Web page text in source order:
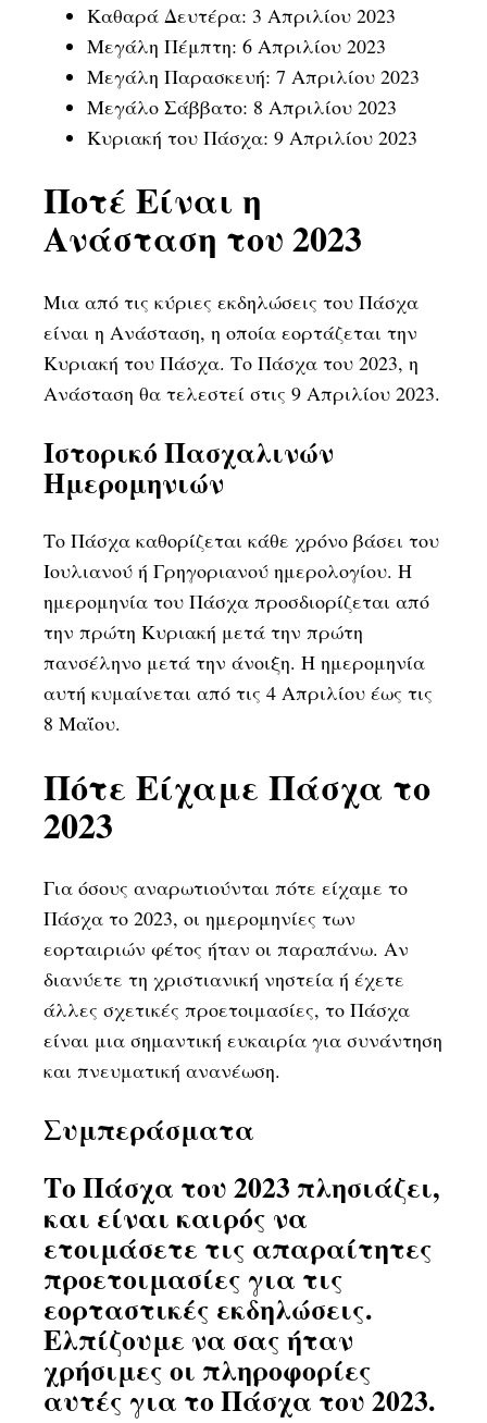
Καθαρά Δευτέρα: 3 Απριλίου 2023
Μεγάλη Πέμπτη: 6 Απριλίου 2023
Μεγάλη Παρασκευή: 7 Απριλίου 2023
Μεγάλο Σάββατο: 8 Απριλίου 2023
Κυριακή του Πάσχα: 9 Απριλίου 2023
Ποτέ Είναι η
Ανάσταση του 2023
Μια από τις κύριες εκδηλώσεις του Πάσχα
είναι η Ανάσταση, η οποία εορτάζεται την
Κυριακή του Πάσχα. Το Πάσχα του 2023, η
Ανάσταση θα τελεστεί στις 9 Απριλίου 2023.
Ιστορικό Πασχαλινών
Ημερομηνιών
Το Πάσχα καθορίζεται κάθε χρόνο βάσει του
Ιουλιανού ή Γρηγοριανού ημερολογίου. Η
ημερομηνία του Πάσχα προσδιορίζεται από
την πρώτη Κυριακή μετά την πρώτη
πανσέληνο μετά την άνοιξη. Η ημερομηνία
αυτή κυμαίνεται από τις 4 Απριλίου έως τις
8 Μαΐου.
Πότε Είχαμε Πάσχα το
2023
Για όσους αναρωτιούνται πότε είχαμε το
Πάσχα το 2023, οι ημερομηνίες των
εορταιριών φέτος ήταν οι παραπάνω. Αν
διανύετε τη χριστιανική νηστεία ή έχετε
άλλες σχετικές προετοιμασίες, το Πάσχα
είναι μια σημαντική ευκαιρία για συνάντηση
και πνευματική ανανέωση.
Συμπεράσματα
Το Πάσχα του 2023 πλησιάζει,
και είναι καιρός να
ετοιμάσετε τις απαραίτητες
προετοιμασίες για τις
εορταστικές εκδηλώσεις.
Ελπίζουμε να σας ήταν
χρήσιμες οι πληροφορίες
αυτές για το Πάσχα του 2023.